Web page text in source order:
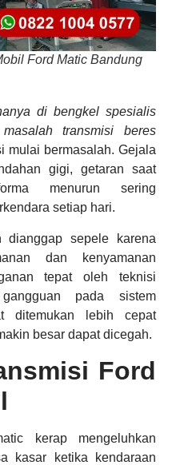
Ford Matic Bandung
di bengkel spesialis
transmisi beres
mulai bermasalah. Gejala
gigi, getaran saat
menurun sering
setiap hari.
dianggap sepele karena
dan kenyamanan
tepat oleh teknisi
pada sistem
ditemukan lebih cepat
besar dapat dicegah.
Ford
kerap mengeluhkan
kasar ketika kendaraan